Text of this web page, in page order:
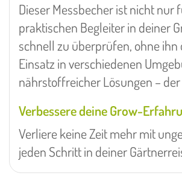
Dieser Messbecher ist nicht
praktischen Begleiter in deiner
schnell zu überprüfen, ohne
Einsatz in verschiedenen
nährstoffreicher Lösungen –
Verbessere deine Grow-
Verliere keine Zeit mehr mit
jeden Schritt in deiner